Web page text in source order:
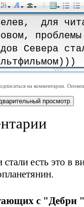
-
-
-
-
-
-
-
-
-
-
-
на комментарии.
есть это в
с